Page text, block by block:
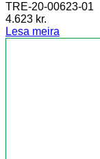
TRE-20-00623-01
4.623 kr.
Lesa meira